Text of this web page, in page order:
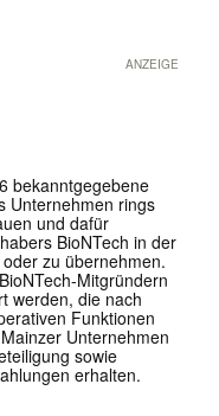
ANZEIGE
bekanntgegebene
Unternehmen rings
und dafür
BioNTech in der
zu übernehmen.
Mitgründern
werden, die nach
Funktionen
Unternehmen
sowie
erhalten.